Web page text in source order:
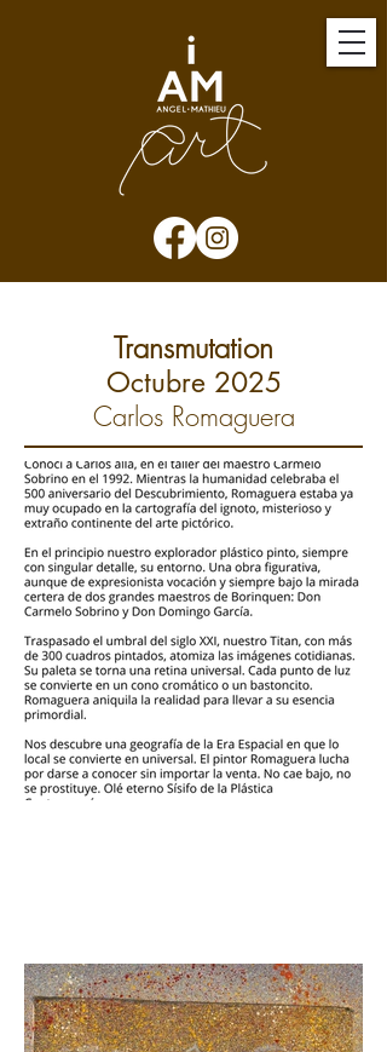
Transmutation
Octubre 2025
Carlos Romaguera